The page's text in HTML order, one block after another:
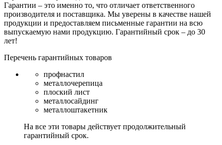
Гарантии – это именно то, что отличает ответственного
производителя и поставщика. Мы уверены в качестве нашей
продукции и предоставляем письменные гарантии на всю
выпускаемую нами продукцию. Гарантийный срок – до 30
лет!
Перечень гарантийных товаров
профнастил
металлочерепица
плоский лист
металлосайдинг
металлоштакетник
На все эти товары действует продолжительный
гарантийный срок.